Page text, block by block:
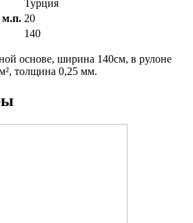
Турция
м.п. 20
140
основе, ширина 140см, в рулоне
толщина 0,25 мм.